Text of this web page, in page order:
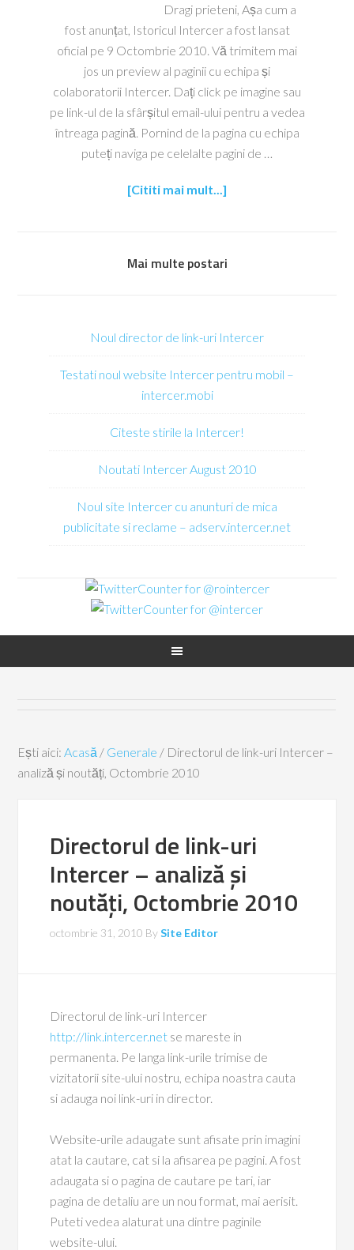
Dragi prieteni, Așa cum a
fost anunțat, Istoricul Intercer a fost lansat
oficial pe 9 Octombrie 2010. Vă trimitem mai
jos un preview al paginii cu echipa și
colaboratorii Intercer. Dați click pe imagine sau
pe link-ul de la sfârșitul email-ului pentru a vedea
întreaga pagină. Pornind de la pagina cu echipa
puteți naviga pe celelalte pagini de …
[Cititi mai mult...]
Mai multe postari
Noul director de link-uri Intercer
Testati noul website Intercer pentru mobil –
intercer.mobi
Citeste stirile la Intercer!
Noutati Intercer August 2010
Noul site Intercer cu anunturi de mica
publicitate si reclame – adserv.intercer.net
Ești aici: Acasă / Generale / Directorul de link-uri Intercer –
analiză și noutăți, Octombrie 2010
Directorul de link-uri
Intercer – analiză și
noutăți, Octombrie 2010
octombrie 31, 2010 BySite Editor
Directorul de link-uri Intercer
http://link.intercer.net se mareste in
permanenta. Pe langa link-urile trimise de
vizitatorii site-ului nostru, echipa noastra cauta
si adauga noi link-uri in director.
Website-urile adaugate sunt afisate prin imagini
atat la cautare, cat si la afisarea pe pagini. A fost
adaugata si o pagina de cautare pe tari, iar
pagina de detaliu are un nou format, mai aerisit.
Puteti vedea alaturat una dintre paginile
website-ului.